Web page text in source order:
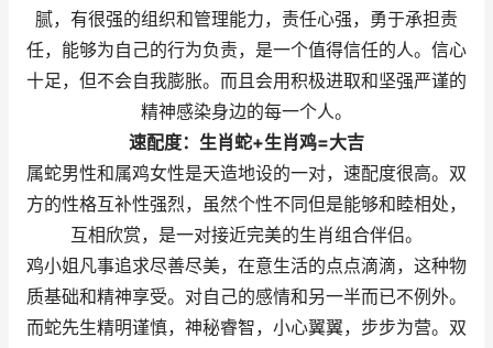
腻，有很强的组织和管理能力，责任心强，勇于承担责
任，能够为自己的行为负责，是一个值得信任的人。信心
十足，但不会自我膨胀。而且会用积极进取和坚强严谨的
精神感染身边的每一个人。
速配度：生肖蛇+生肖鸡=大吉
属蛇男性和属鸡女性是天造地设的一对，速配度很高。双
方的性格互补性强烈，虽然个性不同但是能够和睦相处，
互相欣赏，是一对接近完美的生肖组合伴侣。
鸡小姐凡事追求尽善尽美，在意生活的点点滴滴，这种物
质基础和精神享受。对自己的感情和另一半而已不例外。
而蛇先生精明谨慎，神秘睿智，小心翼翼，步步为营。双